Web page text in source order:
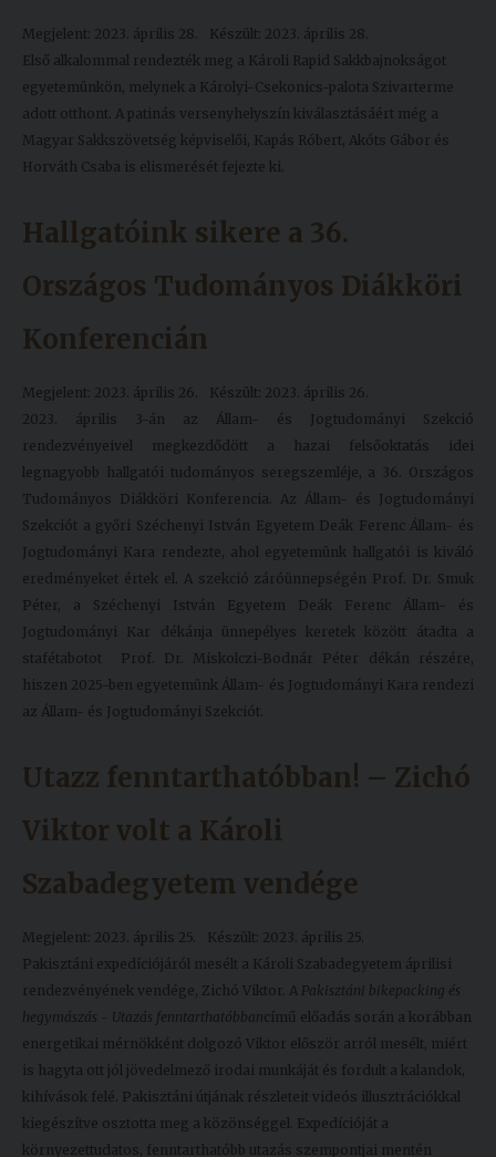
Megjelent: 2023. április 28.
Készült: 2023. április 28.
Első alkalommal rendezték meg a Károli Rapid Sakkbajnokságot
egyetemünkön, melynek a Károlyi-Csekonics-palota Szivarterme
adott otthont. A patinás versenyhelyszín kiválasztásáért még a
Magyar Sakkszövetség képviselői, Kapás Róbert, Akóts Gábor és
Horváth Csaba is elismerését fejezte ki.
Hallgatóink sikere a 36.
Országos Tudományos Diákköri
Konferencián
Megjelent: 2023. április 26.
Készült: 2023. április 26.
2023. április 3-án az Állam- és Jogtudományi Szekció
rendezvényeivel megkezdődött a hazai felsőoktatás idei
legnagyobb hallgatói tudományos seregszemléje, a 36. Országos
Tudományos Diákköri Konferencia. Az Állam- és Jogtudományi
Szekciót a győri Széchenyi István Egyetem Deák Ferenc Állam- és
Jogtudományi Kara rendezte, ahol egyetemünk hallgatói is kiváló
eredményeket értek el. A szekció záróünnepségén Prof. Dr. Smuk
Péter, a Széchenyi István Egyetem Deák Ferenc Állam- és
Jogtudományi Kar dékánja ünnepélyes keretek között átadta a
stafétabotot Prof. Dr. Miskolczi-Bodnár Péter dékán részére,
hiszen 2025-ben egyetemünk Állam- és Jogtudományi Kara rendezi
az Állam- és Jogtudományi Szekciót.
Utazz fenntarthatóbban! – Zichó
Viktor volt a Károli
Szabadegyetem vendége
Megjelent: 2023. április 25.
Készült: 2023. április 25.
Pakisztáni expedíciójáról mesélt a Károli Szabadegyetem áprilisi
rendezvényének vendége, Zichó Viktor. A Pakisztáni bikepacking és
hegymászás - Utazás fenntarthatóbbancímű előadás során a korábban
energetikai mérnökként dolgozó Viktor először arról mesélt, miért
is hagyta ott jól jövedelmező irodai munkáját és fordult a kalandok,
kihívások felé. Pakisztáni útjának részleteit videós illusztrációkkal
kiegészítve osztotta meg a közönséggel. Expedícióját a
környezettudatos, fenntarthatóbb utazás szempontjai mentén